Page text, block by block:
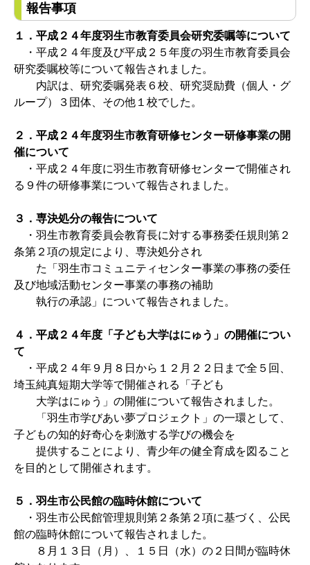
報告事項
１．平成２４年度羽生市教育委員会研究委嘱等について
・平成２４年度及び平成２５年度の羽生市教育委員会
研究委嘱校等について報告されました。
内訳は、研究委嘱発表６校、研究奨励費（個人・グ
ループ）３団体、その他１校でした。
２．平成２４年度羽生市教育研修センター研修事業の開
催について
・平成２４年度に羽生市教育研修センターで開催され
る９件の研修事業について報告されました。
３．専決処分の報告について
・羽生市教育委員会教育長に対する事務委任規則第２
条第２項の規定により、専決処分され
た「羽生市コミュニティセンター事業の事務の委任
及び地域活動センター事業の事務の補助
執行の承認」について報告されました。
４．平成２４年度「子ども大学はにゅう」の開催につい
て
・平成２４年９月８日から１２月２２日まで全５回、
埼玉純真短期大学等で開催される「子ども
大学はにゅう」の開催について報告されました。
「羽生市学びあい夢プロジェクト」の一環として、
子どもの知的好奇心を刺激する学びの機会を
提供することにより、青少年の健全育成を図ること
を目的として開催されます。
５． 羽生市公民館の臨時休館について
・羽生市公民館管理規則第２条第２項に基づく、公民
館の臨時休館について報告されました。
８月１３日（月）、１５日（水）の２日間が臨時休